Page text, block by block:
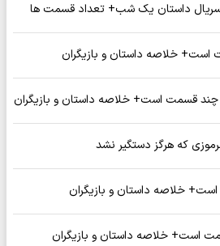
سریال داستان یک شب+ تعداد قسمت ها
خلاصه داستان و بازیگران
قسمت است+ خلاصه داستان و بازیگران
که هرگز دستگیر نشد
خلاصه داستان و بازیگران
است+ خلاصه داستان و بازیگران